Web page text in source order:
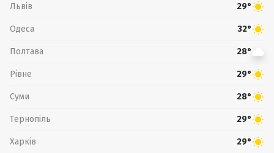
Львів 29°
Одеса 32°
Полтава 28°
Рівне 29°
Суми 28°
Тернопіль 29°
Харків 29°